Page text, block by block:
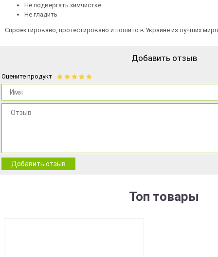
Не подвергать химчистке
Не гладить
Спроектировано, протестировано и пошито в Украине из лучших
Добавить отзыв
Оцените продукт
Добавить отзыв
Топ товары